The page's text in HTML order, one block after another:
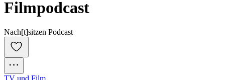
Filmpodcast
Nach[t]sitzen Podcast
TV und Film